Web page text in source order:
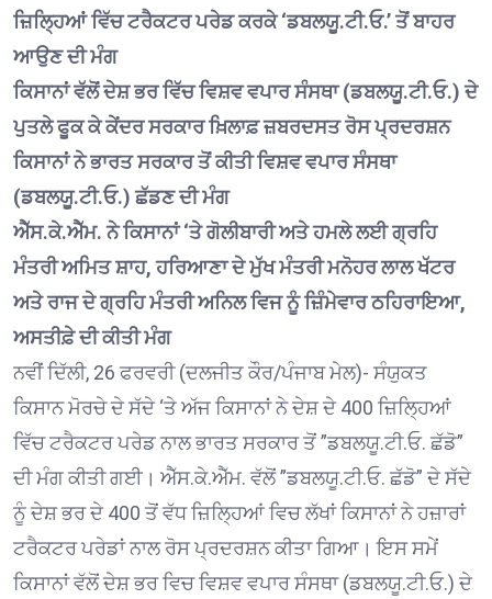
ਜ਼ਿਲ੍ਹਿਆਂ ਵਿੱਚ ਟਰੈਕਟਰ ਪਰੇਡ ਕਰਕੇ ‘ਡਬਲਯੂ.ਟੀ.ਓ.’ ਤੋਂ ਬਾਹਰ
ਆਉਣ ਦੀ ਮੰਗ
ਕਿਸਾਨਾਂ ਵੱਲੋਂ ਦੇਸ਼ ਭਰ ਵਿੱਚ ਵਿਸ਼ਵ ਵਪਾਰ ਸੰਸਥਾ (ਡਬਲਯੂ.ਟੀ.ਓ.) ਦੇ
ਪੁਤਲੇ ਫੂਕ ਕੇ ਕੇਂਦਰ ਸਰਕਾਰ ਖ਼ਿਲਾਫ਼ ਜ਼ਬਰਦਸਤ ਰੋਸ ਪ੍ਰਦਰਸ਼ਨ
ਕਿਸਾਨਾਂ ਨੇ ਭਾਰਤ ਸਰਕਾਰ ਤੋਂ ਕੀਤੀ ਵਿਸ਼ਵ ਵਪਾਰ ਸੰਸਥਾ
(ਡਬਲਯੂ.ਟੀ.ਓ.) ਛੱਡਣ ਦੀ ਮੰਗ
ਐੱਸ.ਕੇ.ਐੱਮ. ਨੇ ਕਿਸਾਨਾਂ ‘ਤੇ ਗੋਲੀਬਾਰੀ ਅਤੇ ਹਮਲੇ ਲਈ ਗ੍ਰਹਿ
ਮੰਤਰੀ ਅਮਿਤ ਸ਼ਾਹ, ਹਰਿਆਣਾ ਦੇ ਮੁੱਖ ਮੰਤਰੀ ਮਨੋਹਰ ਲਾਲ ਖੱਟਰ
ਅਤੇ ਰਾਜ ਦੇ ਗ੍ਰਹਿ ਮੰਤਰੀ ਅਨਿਲ ਵਿਜ ਨੂੰ ਜ਼ਿੰਮੇਵਾਰ ਠਹਿਰਾਇਆ,
ਅਸਤੀਫ਼ੇ ਦੀ ਕੀਤੀ ਮੰਗ
ਨਵੀਂ ਦਿੱਲੀ, 26 ਫਰਵਰੀ (ਦਲਜੀਤ ਕੌਰ/ਪੰਜਾਬ ਮੇਲ)- ਸੰਯੁਕਤ
ਕਿਸਾਨ ਮੋਰਚੇ ਦੇ ਸੱਦੇ ‘ਤੇ ਅੱਜ ਕਿਸਾਨਾਂ ਨੇ ਦੇਸ਼ ਦੇ 400 ਜ਼ਿਲ੍ਹਿਆਂ
ਵਿੱਚ ਟਰੈਕਟਰ ਪਰੇਡ ਨਾਲ ਭਾਰਤ ਸਰਕਾਰ ਤੋਂ ”ਡਬਲਯੂ.ਟੀ.ਓ. ਛੱਡੋ”
ਦੀ ਮੰਗ ਕੀਤੀ ਗਈ। ਐੱਸ.ਕੇ.ਐੱਮ. ਵੱਲੋਂ ”ਡਬਲਯੂ.ਟੀ.ਓ. ਛੱਡੋ” ਦੇ ਸੱਦੇ
ਨੂੰ ਦੇਸ਼ ਭਰ ਦੇ 400 ਤੋਂ ਵੱਧ ਜ਼ਿਲ੍ਹਿਆਂ ਵਿਚ ਲੱਖਾਂ ਕਿਸਾਨਾਂ ਨੇ ਹਜ਼ਾਰਾਂ
ਟਰੈਕਟਰ ਪਰੇਡਾਂ ਨਾਲ ਰੋਸ ਪ੍ਰਦਰਸ਼ਨ ਕੀਤਾ ਗਿਆ। ਇਸ ਸਮੇਂ
ਕਿਸਾਨਾਂ ਵੱਲੋਂ ਦੇਸ਼ ਭਰ ਵਿਚ ਵਿਸ਼ਵ ਵਪਾਰ ਸੰਸਥਾ (ਡਬਲਯੂ.ਟੀ.ਓ.) ਦੇ